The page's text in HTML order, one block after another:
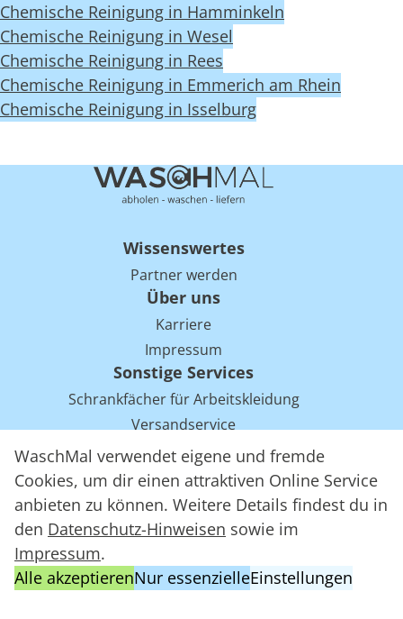
WaschMal verwendet eigene und fremde
Cookies, um dir einen attraktiven Online Service
anbieten zu können. Weitere Details findest du in
den Datenschutz-Hinweisen sowie im
Impressum.
Alle akzeptierenNur essenzielleEinstellungen
Chemische Reinigung in Hamminkeln
Chemische Reinigung in Wesel
Chemische Reinigung in Rees
Chemische Reinigung in Emmerich am Rhein
Chemische Reinigung in Isselburg
Wissenswertes
Partner werden
Über uns
Karriere
Impressum
Sonstige Services
Schrankfächer für Arbeitskleidung
Versandservice
Einsparpotentiale für Mietwäsche bei Arbeitskleidung
Arbeitskleidung Tracking mit RFID
WaschMal GmbH 2016 – 2026
Datenschutz
Allgemeine Geschäftsbedingungen